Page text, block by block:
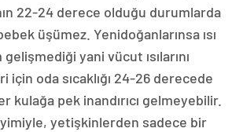
22-24 derece olduğu durumlarda
üşümez. Yenidoğanlarınsa ısı
yani vücut ısılarını
için oda sıcaklığı 24-26 derecede
kulağa pek inandırıcı gelmeyebilir.
yetişkinlerden sadece bir